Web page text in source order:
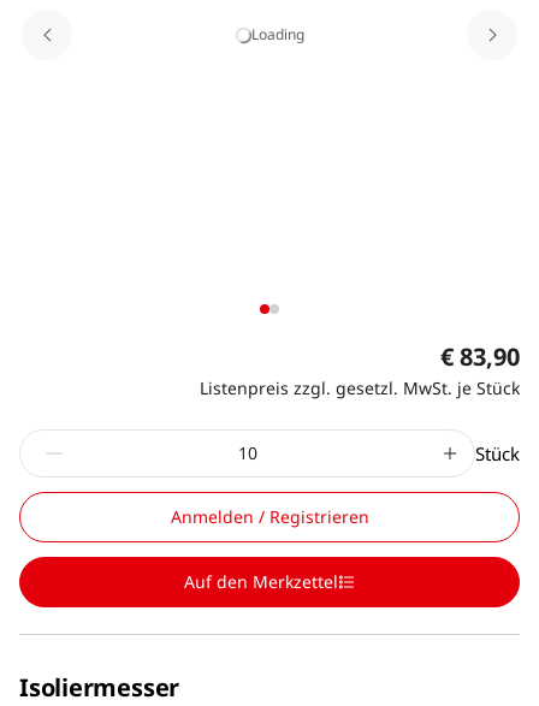
Loading
€ 83,90
Listenpreis zzgl. gesetzl. MwSt. je Stück
Stück
Anmelden / Registrieren
Auf den Merkzettel
Isoliermesser